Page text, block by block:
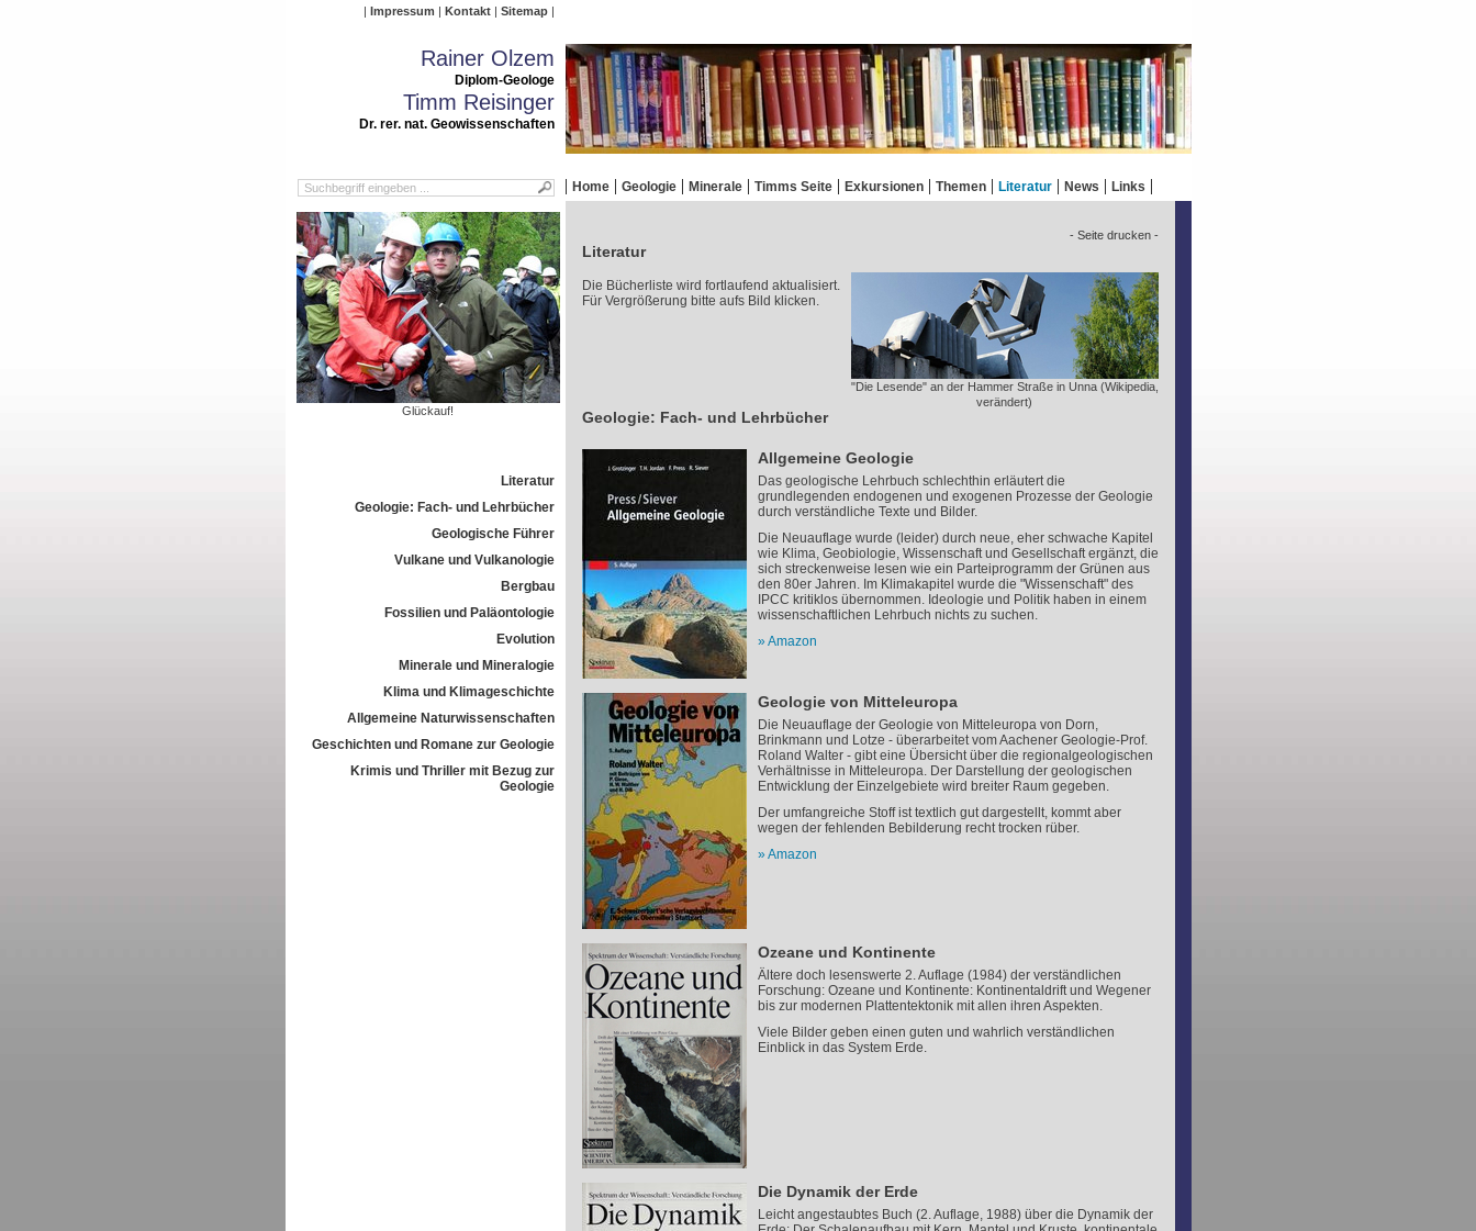
Impressum Kontakt Sitemap
Rainer Olzem
Diplom-Geologe
Timm Reisinger
Dr. rer. nat. Geowissenschaften
Home Geologie Minerale Timms Seite Exkursionen Themen Literatur News Links
Glückauf!
Literatur
Geologie: Fach- und Lehrbücher
Geologische Führer
Vulkane und Vulkanologie
Bergbau
Fossilien und Paläontologie
Evolution
Minerale und Mineralogie
Klima und Klimageschichte
Allgemeine Naturwissenschaften
Geschichten und Romane zur Geologie
Krimis und Thriller mit Bezug zur
Geologie
- Seite drucken -
Literatur
"Die Lesende" an der Hammer Straße in Unna (Wikipedia,
verändert)
Die Bücherliste wird fortlaufend aktualisiert.
Für Vergrößerung bitte aufs Bild klicken.
Geologie: Fach- und Lehrbücher
Allgemeine Geologie
Das geologische Lehrbuch schlechthin erläutert die
grundlegenden endogenen und exogenen Prozesse der Geologie
durch verständliche Texte und Bilder.
Die Neuauflage wurde (leider) durch neue, eher schwache Kapitel
wie Klima, Geobiologie, Wissenschaft und Gesellschaft ergänzt, die
sich streckenweise lesen wie ein Parteiprogramm der Grünen aus
den 80er Jahren. Im Klimakapitel wurde die "Wissenschaft" des
IPCC kritiklos übernommen. Ideologie und Politik haben in einem
wissenschaftlichen Lehrbuch nichts zu suchen.
Amazon
Geologie von Mitteleuropa
Die Neuauflage der Geologie von Mitteleuropa von Dorn,
Brinkmann und Lotze - überarbeitet vom Aachener Geologie-Prof.
Roland Walter - gibt eine Übersicht über die regionalgeologischen
Verhältnisse in Mitteleuropa. Der Darstellung der geologischen
Entwicklung der Einzelgebiete wird breiter Raum gegeben.
Der umfangreiche Stoff ist textlich gut dargestellt, kommt aber
wegen der fehlenden Bebilderung recht trocken rüber.
Amazon
Ozeane und Kontinente
Ältere doch lesenswerte 2. Auflage (1984) der verständlichen
Forschung: Ozeane und Kontinente: Kontinentaldrift und Wegener
bis zur modernen Plattentektonik mit allen ihren Aspekten.
Viele Bilder geben einen guten und wahrlich verständlichen
Einblick in das System Erde.
Die Dynamik der Erde
Leicht angestaubtes Buch (2. Auflage, 1988) über die Dynamik der